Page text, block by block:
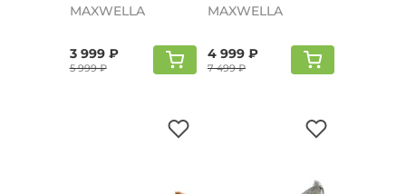
MAXWELLA
3 999 ₽
5 999 ₽
MAXWELLA
4 999 ₽
7 499 ₽